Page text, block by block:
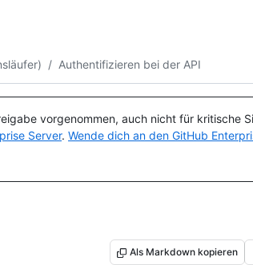
/ Authentifizieren bei der API
vorgenommen, auch nicht für kritische
Server. Wende dich an den GitHub
Als Markdown kopieren